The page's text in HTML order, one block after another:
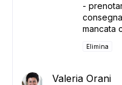
-
mancata
Elimina
Valeria Orani